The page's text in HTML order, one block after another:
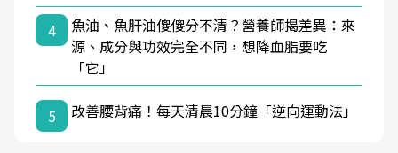
4
魚油、魚肝油傻傻分不清？營養師揭差異：來
源、成分與功效完全不同，想降血脂要吃
「它」
5 改善腰背痛！每天清晨10分鐘「逆向運動法」